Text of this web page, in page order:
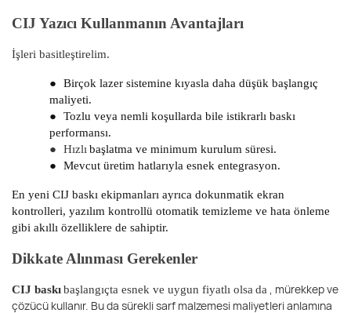
CIJ Yazıcı Kullanmanın Avantajları
İşleri basitleştirelim.
●
Birçok lazer sistemine kıyasla daha düşük başlangıç ​​
maliyeti.
●
Tozlu veya nemli koşullarda bile istikrarlı baskı
performansı.
●
Hızlıbaşlatma ve minimum kurulum süresi.
●
Mevcut üretim hatlarıyla esnek entegrasyon.
En yeni CIJ baskı ekipmanları ayrıca dokunmatik ekran
kontrolleri, yazılım kontrollü otomatik temizleme ve hata önleme
gibi akıllı özelliklere de sahiptir.
Dikkate Alınması Gerekenler
CIJ baskıbaşlangıçta esnek ve uygun fiyatlı olsada, mürekkep ve
çözücü kullanır. Bu da sürekli sarf malzemesi maliyetleri anlamına